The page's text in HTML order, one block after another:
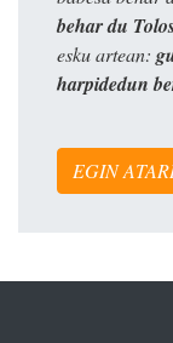
behar du
esku artean:
harpidedun
EGIN